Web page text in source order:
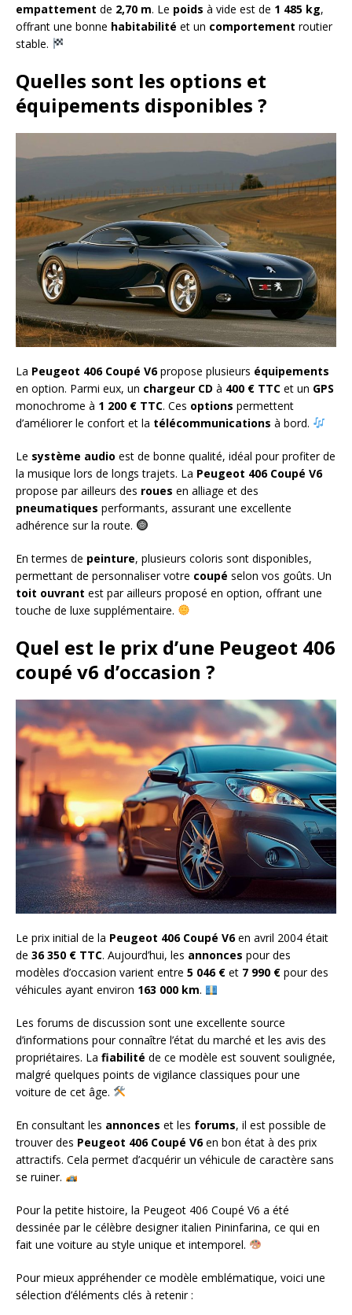
empattement de 2,70 m. Le poids à vide est de 1 485 kg,
offrant une bonne habitabilité et un comportement routier
stable.
Quelles sont les options et
équipements disponibles ?
La Peugeot 406 Coupé V6propose plusieurs équipements
en option. Parmi eux, un chargeur CD à 400 € TTC et un GPS
monochrome à 1 200 € TTC. Ces options permettent
d’améliorer le confort et la télécommunications à bord.
Le système audio est de bonne qualité, idéal pour profiter de
la musique lors de longs trajets. La Peugeot 406 Coupé V6
propose par ailleurs des roues en alliage et des
pneumatiques performants, assurant une excellente
adhérence sur la route.
En termes de peinture, plusieurs coloris sont disponibles,
permettant de personnaliser votre coupé selon vos goûts. Un
toit ouvrant est par ailleurs proposé en option, offrant une
touche de luxe supplémentaire.
Quel est le prix d’une Peugeot 406
coupé v6 d’occasion ?
Le prix initial de la Peugeot 406 Coupé V6en avril 2004 était
de 36 350 € TTC. Aujourd’hui, les annonces pour des
modèles d’occasion varient entre 5 046 € et 7 990 € pour des
véhicules ayant environ 163 000 km.
Les forums de discussion sont une excellente source
d’informations pour connaître l’état du marché et les avis des
propriétaires. La fiabilité de ce modèle est souvent soulignée,
malgré quelques points de vigilance classiques pour une
voiture de cet âge.
En consultant les annonces et les forums, il est possible de
trouver des Peugeot 406 Coupé V6en bon état à des prix
attractifs. Cela permet d’acquérir un véhicule de caractère sans
se ruiner.
Pour la petite histoire, la Peugeot 406 Coupé V6 a été
dessinée par le célèbre designer italien Pininfarina, ce qui en
fait une voiture au style unique et intemporel.
Pour mieux appréhender ce modèle emblématique, voici une
sélection d’éléments clés à retenir :